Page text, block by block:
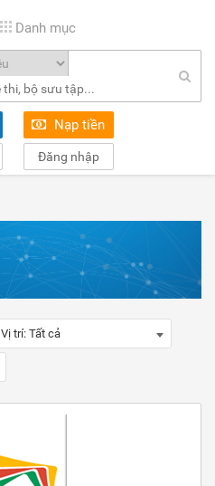
Danh mục
Nạp tiền
Đăng nhập
Vị trí: Tất cả